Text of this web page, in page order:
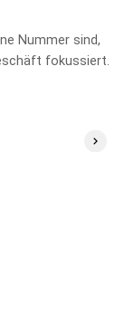
Nummer sind,
fokussiert.